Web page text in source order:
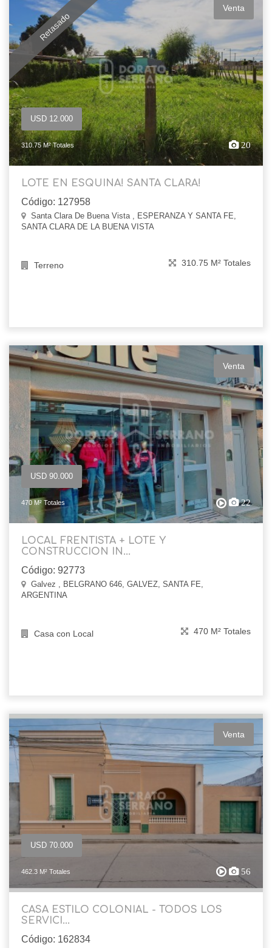
Retasado
Venta
USD 12.000
310.75 M² Totales 20
LOTE EN ESQUINA! SANTA CLARA!
Código: 127958
Santa Clara De Buena Vista , ESPERANZA Y SANTA FE,
SANTA CLARA DE LA BUENA VISTA
Terreno 310.75 M² Totales
Venta
USD 90.000
470 M² Totales 22
LOCAL FRENTISTA + LOTE Y
CONSTRUCCION IN...
Código: 92773
Galvez , BELGRANO 646, GALVEZ, SANTA FE,
ARGENTINA
Casa con Local 470 M² Totales
Venta
USD 70.000
462.3 M² Totales 56
CASA ESTILO COLONIAL - TODOS LOS
SERVICI...
Código: 162834